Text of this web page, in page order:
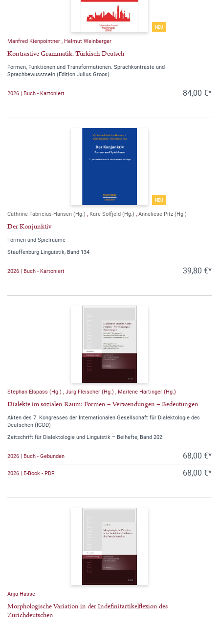
NEU
Manfred Kienpointner , Helmut Weinberger
Kontrastive Grammatik. Türkisch-Deutsch
Formen, Funktionen und Transformationen. Sprachkontraste und
Sprachbewusstsein (Edition Julius Groos)
2026 | Buch - Kartoniert 84,00 €*
NEU
Cathrine Fabricius-Hansen (Hg.) , Kare Solfjeld (Hg.) , Anneliese Pitz (Hg.)
Der Konjunktiv
Formen und Spielräume
Stauffenburg Linguistik, Band 134
2026 | Buch - Kartoniert 39,80 €*
Stephan Elspass (Hg.) , Jürg Fleischer (Hg.) , Marlene Hartinger (Hg.)
Dialekte im sozialen Raum: Formen – Verwendungen – Bedeutungen
Akten des 7. Kongresses der Internationalen Gesellschaft für Dialektologie des
Deutschen (IGDD)
Zeitschrift für Dialektologie und Linguistik – Beihefte, Band 202
2026 | Buch - Gebunden 68,00 €*
2026 | E-Book - PDF 68,00 €*
Anja Hasse
Morphologische Variation in der Indefinitartikelflexion des
Zürichdeutschen